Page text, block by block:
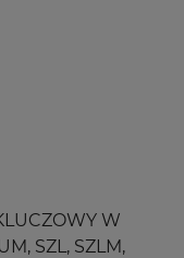
W
SZL, SZLM,